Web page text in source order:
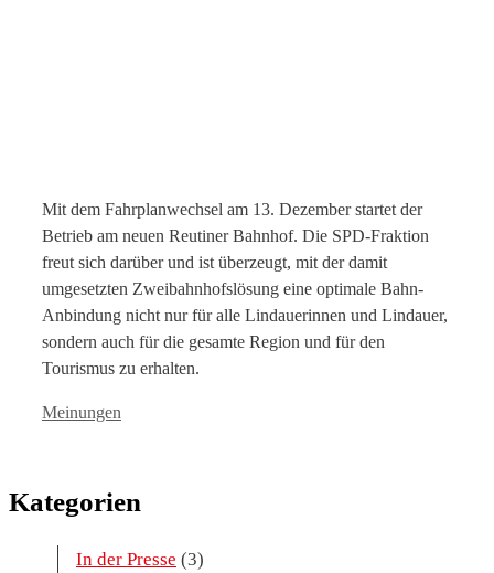
Mit dem Fahrplanwechsel am 13. Dezember startet der
Betrieb am neuen Reutiner Bahnhof. Die SPD-Fraktion
freut sich darüber und ist überzeugt, mit der damit
umgesetzten Zweibahnhofslösung eine optimale Bahn-
Anbindung nicht nur für alle Lindauerinnen und Lindauer,
sondern auch für die gesamte Region und für den
Tourismus zu erhalten.
Kategorien
Meinungen
Kategorien
In der Presse (3)